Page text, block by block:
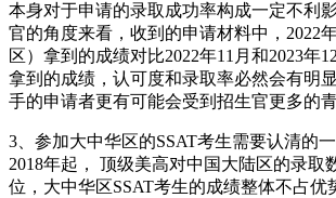
本身对于申请的录取成功率构成一定不利
官的角度来看，收到的申请材料中，2022
区）拿到的成绩对比2022年11月和2023年
拿到的成绩，认可度和录取率必然会有明
手的申请者更有可能会受到招生官更多的青
3、参加大中华区的SSAT考生需要认清的
2018年起， 顶级美高对中国大陆区的录取
位，大中华区SSAT考生的成绩整体不占优